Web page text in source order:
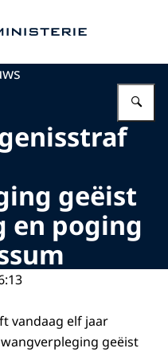
geëist
en poging
vandaag elf jaar
geëist